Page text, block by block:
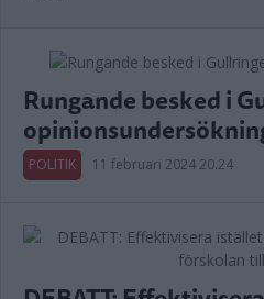
Rungande besked i
POLITIK 11 februari 2024 20.24